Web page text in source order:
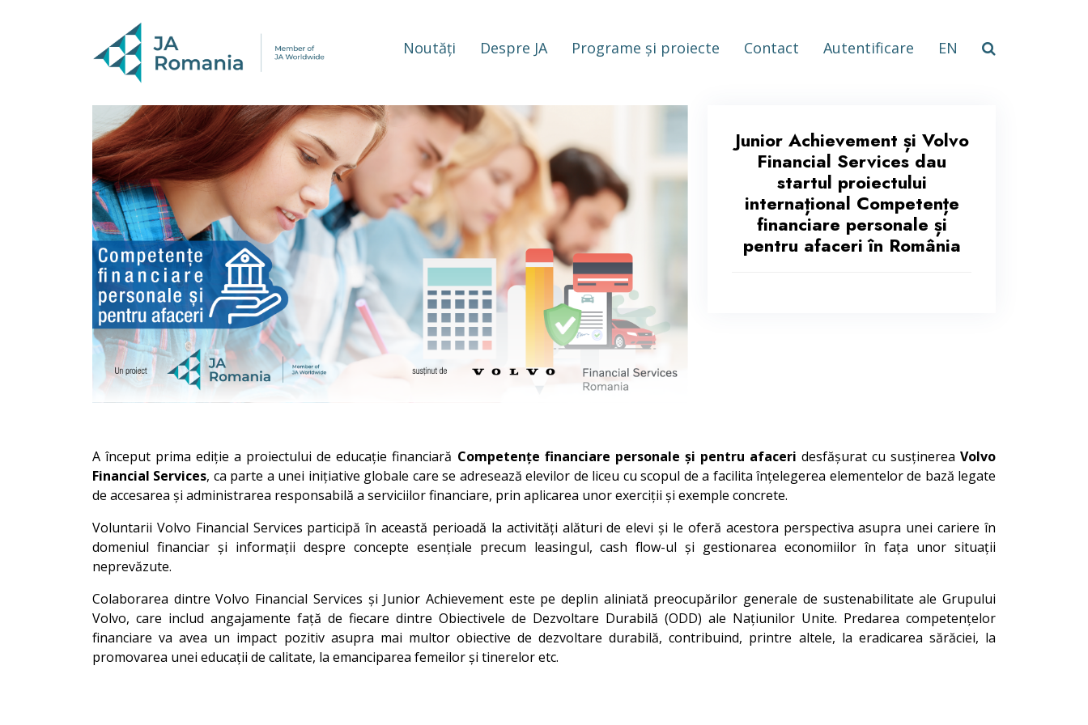
Noutăți Despre JA Programe și proiecte Contact Autentificare EN
Junior Achievement și Volvo
Financial Services dau
startul proiectului
internațional Competențe
financiare personale și
pentru afaceri în România
A început prima ediție a proiectului de educație financiară Competențe financiare personale și pentru afaceri desfășurat cu susținereaVolvo
Financial Services, ca parte a unei inițiative globale care se adresează elevilor de liceu cu scopul de a facilita înțelegerea elementelor de bază legate
de accesarea și administrarea responsabilă a serviciilor financiare, prin aplicarea unor exerciții și exemple concrete.
Voluntarii Volvo Financial Services participă în această perioadă la activități alături de elevi și le oferă acestora perspectiva asupra unei cariere în
domeniul financiar și informații despre concepte esențiale precum leasingul, cash flow-ul și gestionarea economiilor în fața unor situații
neprevăzute.
Colaborarea dintre Volvo Financial Services și Junior Achievement este pe deplin aliniată preocupărilor generale de sustenabilitate ale Grupului
Volvo, care includ angajamente față de fiecare dintre Obiectivele de Dezvoltare Durabilă (ODD) ale Națiunilor Unite. Predarea competențelor
financiare va avea un impact pozitiv asupra mai multor obiective de dezvoltare durabilă, contribuind, printre altele, la eradicarea sărăciei, la
promovarea unei educații de calitate, la emanciparea femeilor și tinerelor etc.